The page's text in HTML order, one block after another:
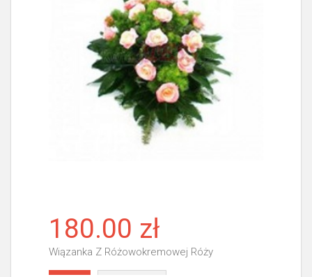
180.00 zł
Wiązanka Z Różowokremowej Róży